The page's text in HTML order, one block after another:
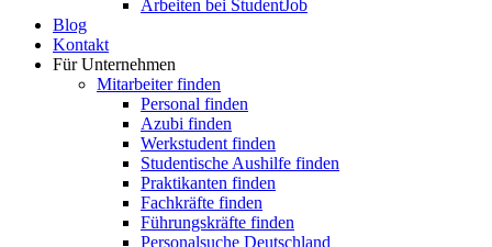
Arbeiten bei StudentJob
Blog
Kontakt
Für Unternehmen
Mitarbeiter finden
Personal finden
Azubi finden
Werkstudent finden
Studentische Aushilfe finden
Praktikanten finden
Fachkräfte finden
Führungskräfte finden
Personalsuche Deutschland